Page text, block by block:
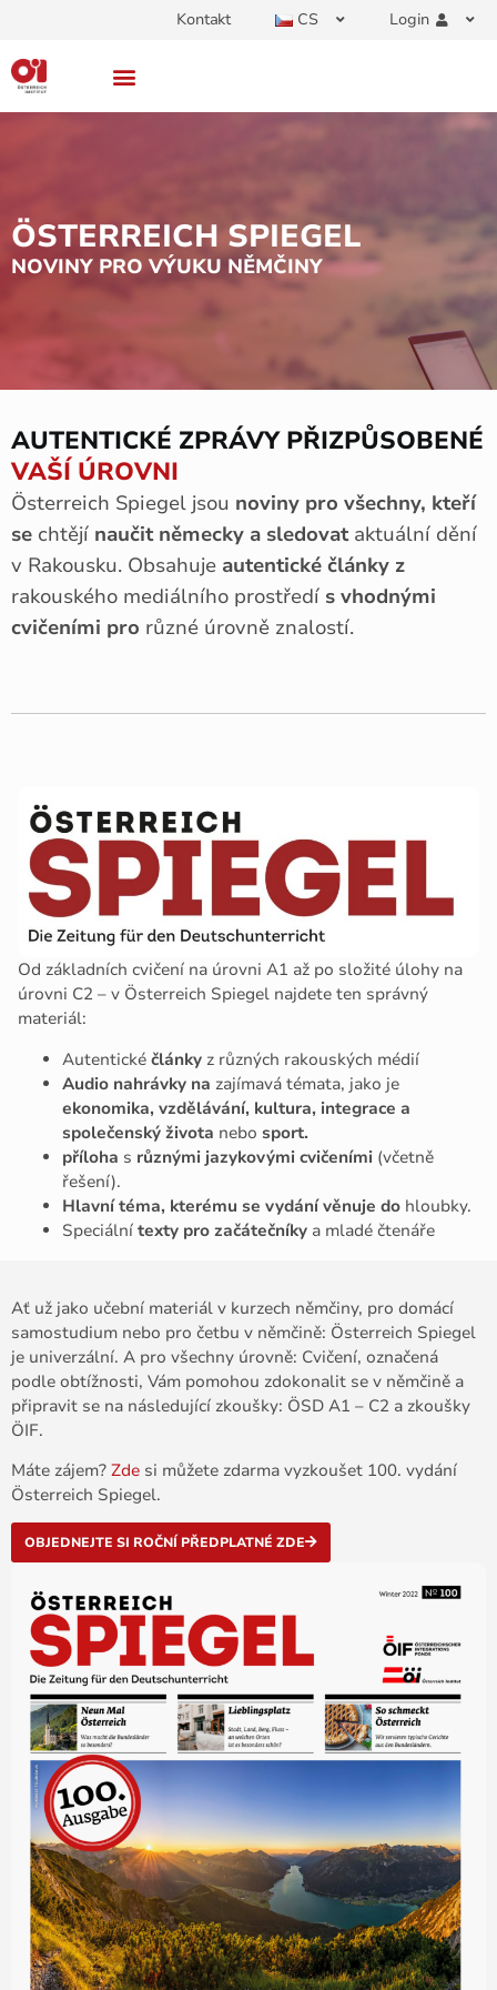
Kontakt CS Login
ÖSTERREICH SPIEGEL
NOVINY PRO VÝUKU NĚMČINY
AUTENTICKÉ ZPRÁVY PŘIZPŮSOBENÉ
VAŠÍ ÚROVNI
Österreich Spiegel jsou noviny pro všechny, kteří
se chtějí naučit německy a sledovat aktuální dění
v Rakousku. Obsahuje autentické články z
rakouského mediálního prostředí s vhodnými
cvičeními pro různé úrovně znalostí.
Od základních cvičení na úrovni A1 až po složité úlohy na
úrovni C2 – v Österreich Spiegel najdete ten správný
materiál:
Autentické články z různých rakouských médií
Audio nahrávky na zajímavá témata, jako je
ekonomika, vzdělávání, kultura, integrace a
společenský života nebo sport.
příloha s různými jazykovými cvičeními (včetně
řešení).
Hlavní téma, kterému se vydání věnuje do hloubky.
Speciální texty pro začátečníky a mladé čtenáře
Ať už jako učební materiál v kurzech němčiny, pro domácí
samostudium nebo pro četbu v němčině: Österreich Spiegel
je univerzální. A pro všechny úrovně: Cvičení, označená
podle obtížnosti, Vám pomohou zdokonalit se v němčině a
připravit se na následující zkoušky: ÖSD A1 – C2 a zkoušky
ÖIF.
Máte zájem? Zde si můžete zdarma vyzkoušet 100. vydání
Österreich Spiegel.
OBJEDNEJTE SI ROČNÍ PŘEDPLATNÉ ZDE